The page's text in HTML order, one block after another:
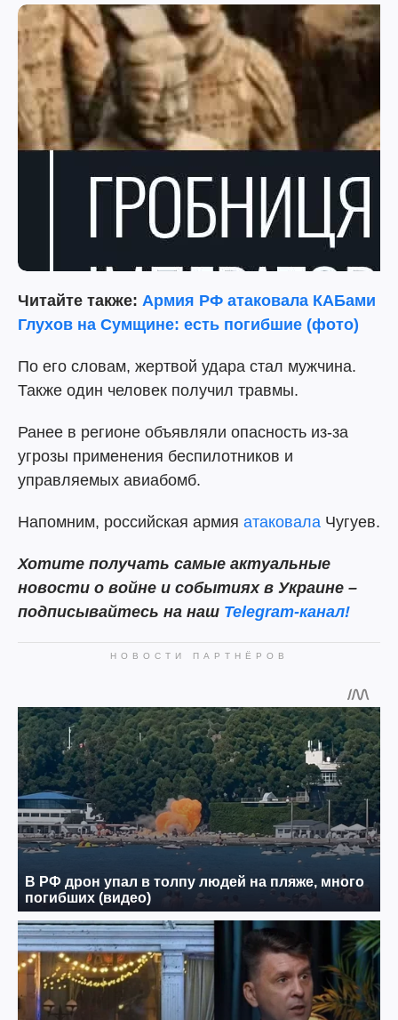
Читайте также: Армия РФ атаковала КАБами
Глухов на Сумщине: есть погибшие (фото)
По его словам, жертвой удара стал мужчина.
Также один человек получил травмы.
Ранее в регионе объявляли опасность из-за
угрозы применения беспилотников и
управляемых авиабомб.
Напомним, российская армия атаковала Чугуев.
Хотите получать самые актуальные
новости о войне и событиях в Украине –
подписывайтесь на наш Telegram-канал!